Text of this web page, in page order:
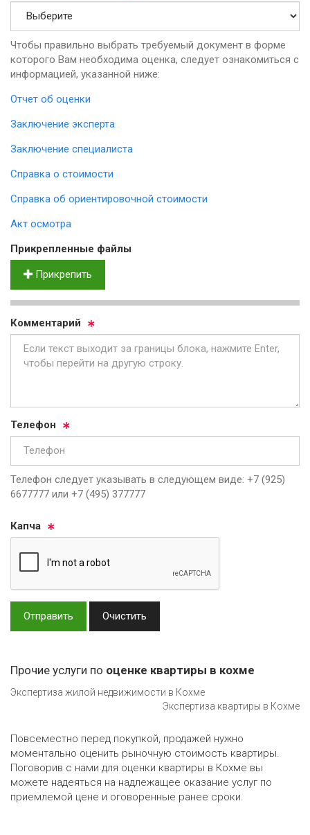
Чтобы правильно выбрать требуемый документ в форме
которого Вам необходима оценка, следует ознакомиться с
информацией, указанной ниже:
Отчет об оценки
Заключение эксперта
Заключение специалиста
Справка о стоимости
Справка об ориентировочной стоимости
Акт осмотра
Прик­реп­лен­ные фай­лы
Прикрепить
Ком­мен­та­рий
Те­ле­фон
Телефон следует указывать в следующем виде: +7 (925)
6677777 или +7 (495) 377777
Кап­ча
Отправить Очистить
Прочие услуги по оценке квартиры в кохме
Экспертиза жилой недвижимости в Кохме
Экспертиза квартиры в Кохме
Повсеместно перед покупкой, продажей нужно
моментально оценить рыночную стоимость квартиры.
Поговорив с нами для оценки квартиры в Кохме вы
можете надеяться на надлежащее оказание услуг по
приемлемой цене и оговоренные ранее сроки.